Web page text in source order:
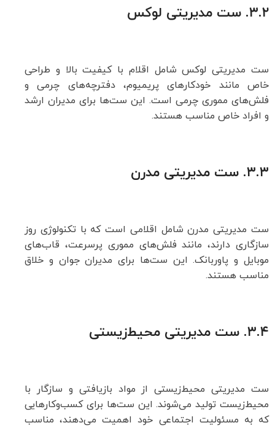
۳.۲. ست مدیریتی لوکس
ست مدیریتی لوکس شامل اقلام با کیفیت بالا و طراحی
خاص مانند خودکارهای پریمیوم، دفترچه‌های چرمی و
فلش‌های مموری چرمی است. این ست‌ها برای مدیران ارشد
و افراد خاص مناسب هستند.
۳.۳. ست مدیریتی مدرن
ست مدیریتی مدرن شامل اقلامی است که با تکنولوژی روز
سازگاری دارند، مانند فلش‌های مموری پرسرعت، قاب‌های
موبایل و پاوربانک. این ست‌ها برای مدیران جوان و خلاق
مناسب هستند.
۳.۴. ست مدیریتی محیط‌زیستی
ست مدیریتی محیط‌زیستی از مواد بازیافتی و سازگار با
محیط‌زیست تولید می‌شوند. این ست‌ها برای کسب‌وکارهایی
که به مسئولیت اجتماعی خود اهمیت می‌دهند، مناسب